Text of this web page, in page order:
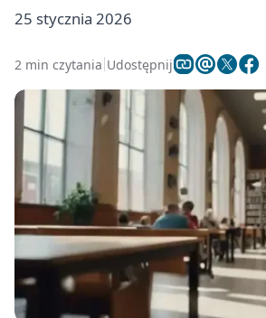
25 stycznia 2026
2 min czytania Udostępnij